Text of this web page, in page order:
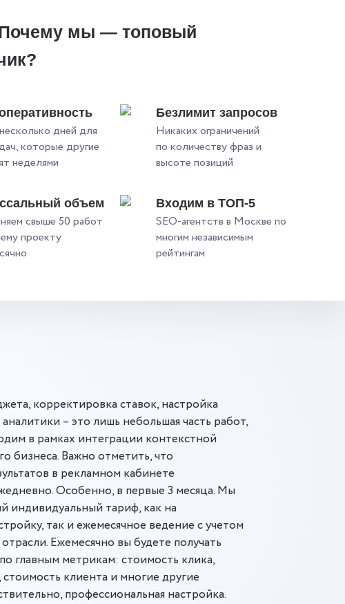
мы — топовый
дней для
которые другие
неделями
Безлимит запросов
Никаких ограничений
по количеству фраз и
высоте позиций
объем
свыше 50 работ
проекту
Входим в ТОП-5
SEO-агентств в Москве по
многим независимым
рейтингам
корректировка ставок, настройка
– это лишь небольшая часть работ,
в рамках интеграции контекстной
бизнеса. Важно отметить, что
в рекламном кабинете
Особенно, в первые 3 месяца. Мы
индивидуальный тариф, как на
так и ежемесячное ведение с учетом
Ежемесячно вы будете получать
главным метрикам: стоимость клика,
стоимость клиента и многие другие
профессиональная настройка.